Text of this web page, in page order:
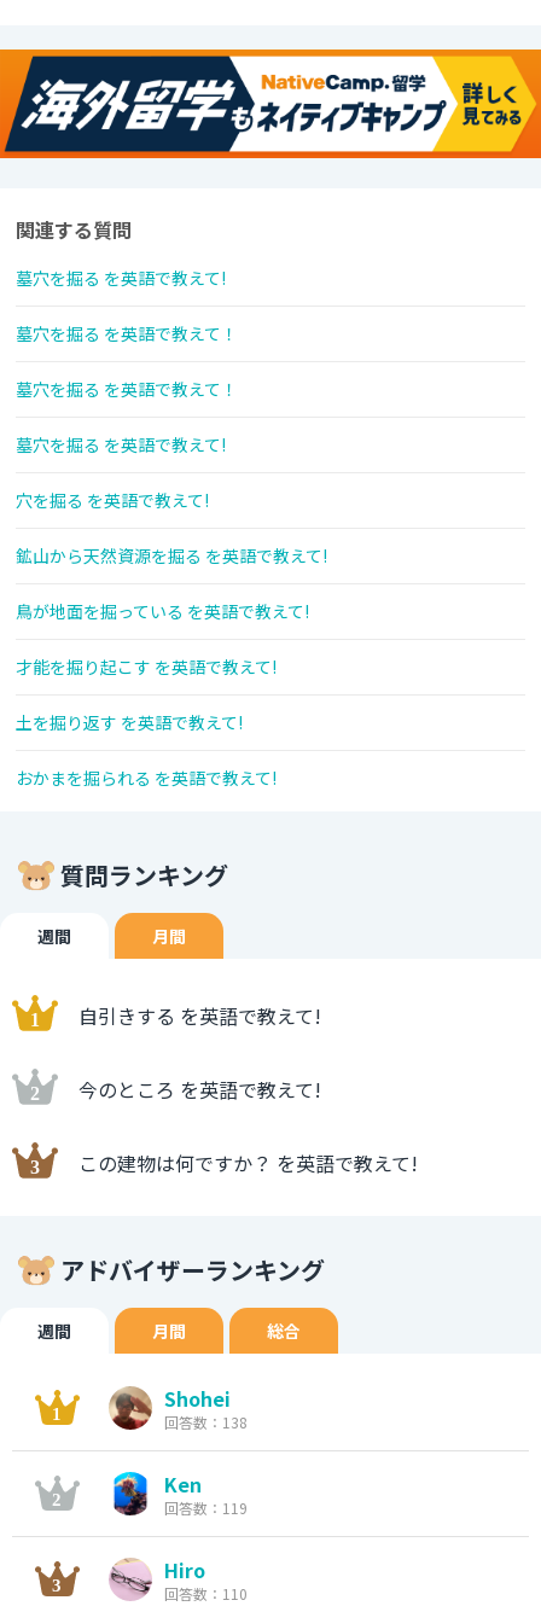
関連する質問
墓穴を掘る を英語で教えて!
墓穴を掘る を英語で教えて！
墓穴を掘る を英語で教えて！
墓穴を掘る を英語で教えて!
穴を掘る を英語で教えて!
鉱山から天然資源を掘る を英語で教えて!
鳥が地面を掘っている を英語で教えて!
才能を掘り起こす を英語で教えて!
土を掘り返す を英語で教えて!
おかまを掘られる を英語で教えて!
質問ランキング
週間 月間
自引きする を英語で教えて!
今のところ を英語で教えて!
この建物は何ですか？ を英語で教えて!
アドバイザーランキング
週間 月間 総合
Shohei
回答数：138
Ken
回答数：119
Hiro
回答数：110